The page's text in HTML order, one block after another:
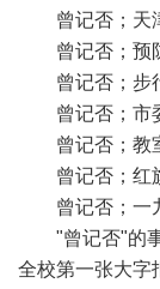
曾记否；天津
曾记否；预防
曾记否；步行
曾记否；市委
曾记否；教室
曾记否；红旗
曾记否；一九
"曾记否"的事
全校第一张大字